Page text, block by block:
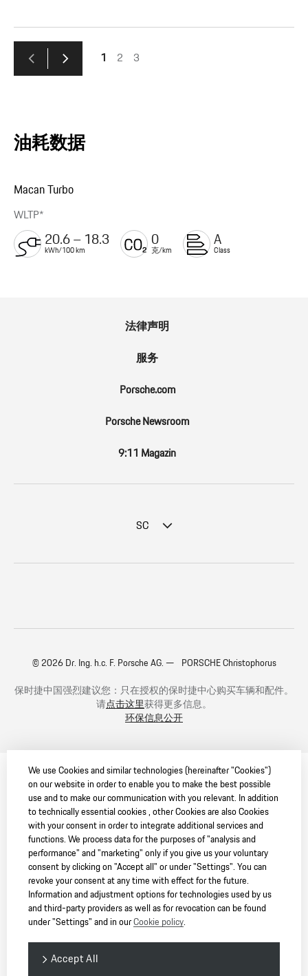
1 2 3
油耗数据
Macan Turbo
WLTP*
20.6 – 18.3
kWh/100 km
0
克/km
A
Class
法律声明
服务
Porsche.com
Porsche Newsroom
9:11 Magazin
SC
© 2026 Dr. Ing. h.c. F. Porsche AG. — PORSCHE Christophorus
保时捷中国强烈建议您：只在授权的保时捷中心购买车辆和配件。
请点击这里获得更多信息。
环保信息公开
We use Cookies and similar technologies (hereinafter "Cookies")
on our website in order to enable you to make the best possible
use and to make our communication with you relevant. In addition
to technically essential cookies , other Cookies are also Cookies
with your consent in order to integrate additional services and
functions. We process data for the purposes of "analysis and
performance" and "marketing" only if you give us your voluntary
consent by clicking on "Accept all" or under "Settings". You can
revoke your consent at any time with effect for the future.
Information and adjustment options for technologies used by us
and third-party providers as well as for revocation can be found
under "Settings" and in ourCookie policy.
Accept All